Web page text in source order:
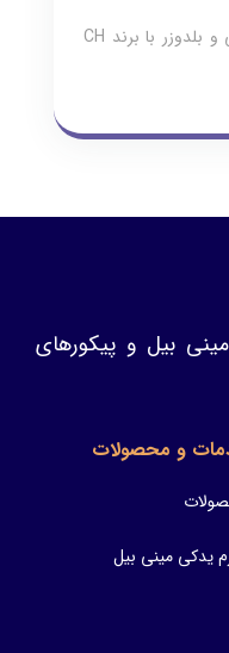
نماینده فروش زنجیر بیل مکانیکی و بلدوزر با برند CH
بیل و پیکورهای
و محصولات
یدکی مینی بیل